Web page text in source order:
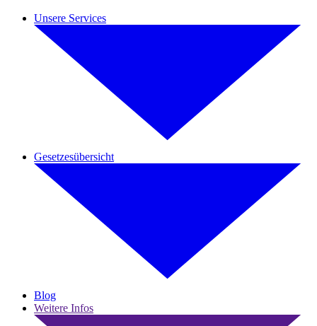
Unsere Services
Gesetzesübersicht
Blog
Weitere Infos